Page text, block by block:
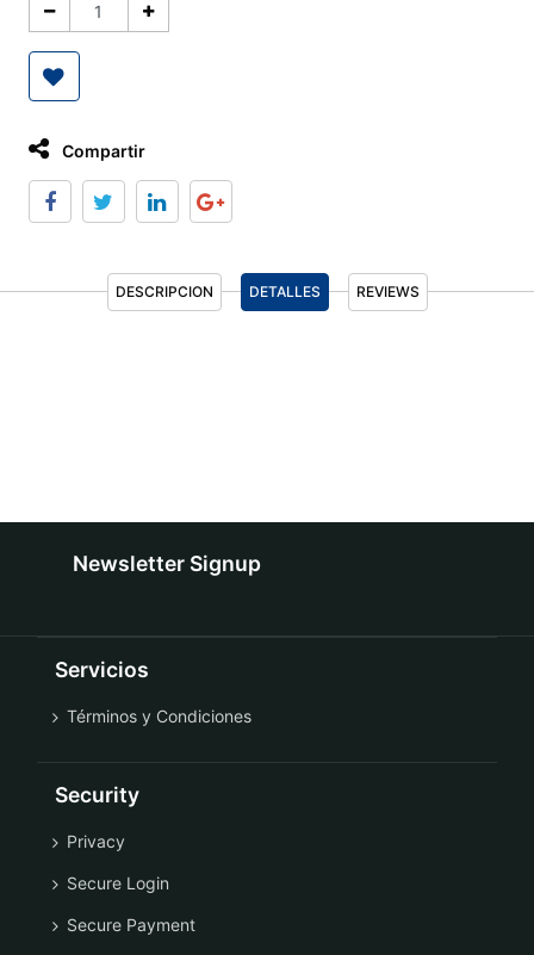
Compartir
DESCRIPCION DETALLES REVIEWS
Newsletter Signup
Servicios
Términos y Condiciones
Security
Privacy
Secure Login
Secure Payment